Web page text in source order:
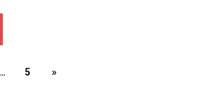
… 5
Articolo
»